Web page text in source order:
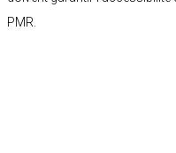
PMR.